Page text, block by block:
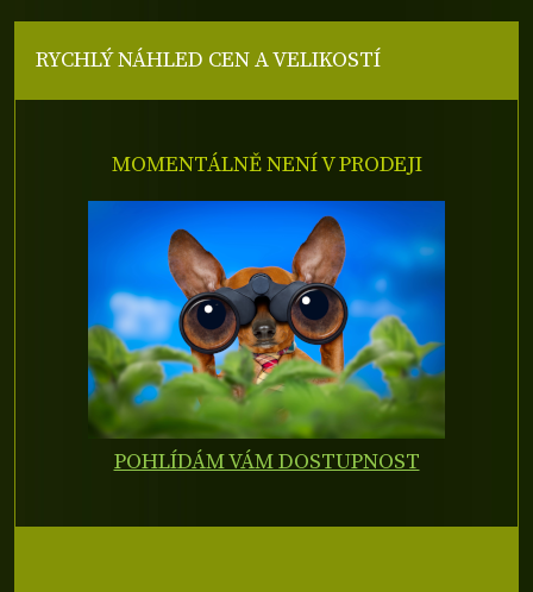
RYCHLÝ NÁHLED CEN A VELIKOSTÍ
MOMENTÁLNĚ NENÍ V PRODEJI
POHLÍDÁM VÁM DOSTUPNOST